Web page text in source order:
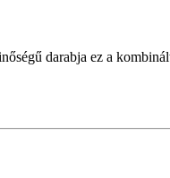
darabja ez a